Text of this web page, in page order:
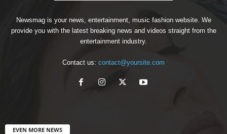
Newsmag is your news, entertainment, music fashion website. We
provide you with the latest breaking news and videos straight from the
entertainment industry.
Contact us: contact@yoursite.com
EVEN MORE NEWS